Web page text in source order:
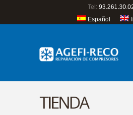
Tel:
Español
TIENDA